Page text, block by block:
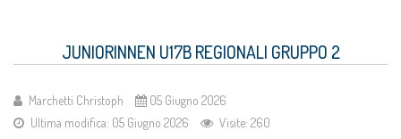
JUNIORINNEN U17B REGIONALI GRUPPO 2
Marchetti Christoph
05 Giugno 2026
Ultima modifica: 05 Giugno 2026
Visite: 260